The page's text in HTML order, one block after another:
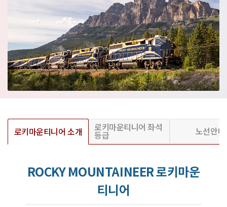
로키마운티니어 소개 로키마운티니어 좌석
등급 노선안내
ROCKY MOUNTAINEER 로키마운
티니어